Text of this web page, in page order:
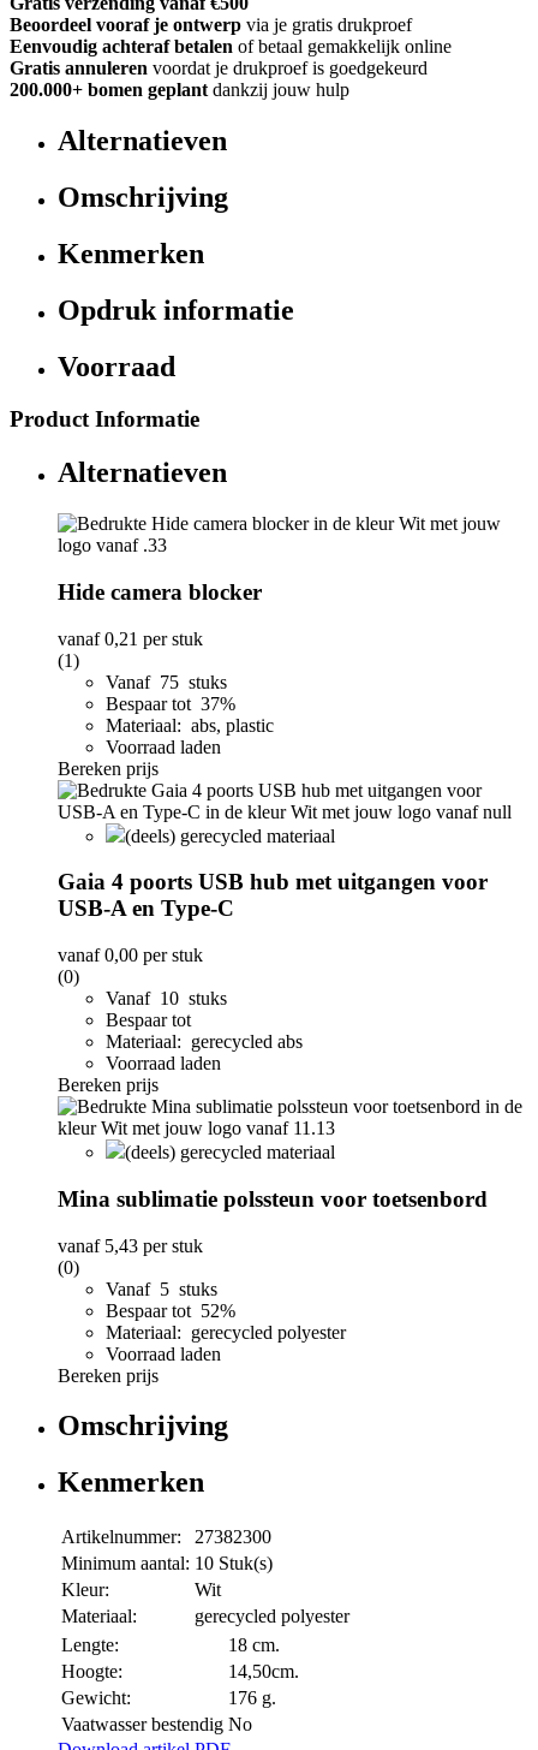
Beoordeel vooraf je ontwerp via je gratis drukproef
Eenvoudig achteraf betalen of betaal gemakkelijk online
Gratis annuleren voordat je drukproef is goedgekeurd
200.000+ bomen geplant dankzij jouw hulp
Alternatieven
Omschrijving
Kenmerken
Opdruk informatie
Voorraad
Product Informatie
Alternatieven
Hide camera blocker
vanaf0,21 per stuk
(1)
Vanaf 75 stuks
Bespaar tot 37%
Materiaal: abs, plastic
Voorraad laden
Bereken prijs
(deels) gerecycled materiaal
Gaia 4 poorts USB hub met uitgangen voor
USB-A en Type-C
vanaf0,00 per stuk
(0)
Vanaf 10 stuks
Bespaar tot
Materiaal: gerecycled abs
Voorraad laden
Bereken prijs
(deels) gerecycled materiaal
Mina sublimatie polssteun voor toetsenbord
vanaf 5,43 per stuk
(0)
Vanaf 5 stuks
Bespaar tot 52%
Materiaal: gerecycled polyester
Voorraad laden
Bereken prijs
Omschrijving
Kenmerken
Artikelnummer:
27382300
Minimum aantal: 10 Stuk(s)
Kleur:
Wit
Materiaal:
gerecycled polyester
Lengte:
18 cm.
Hoogte:
14,50cm.
Gewicht:
176 g.
Vaatwasser bestendig No